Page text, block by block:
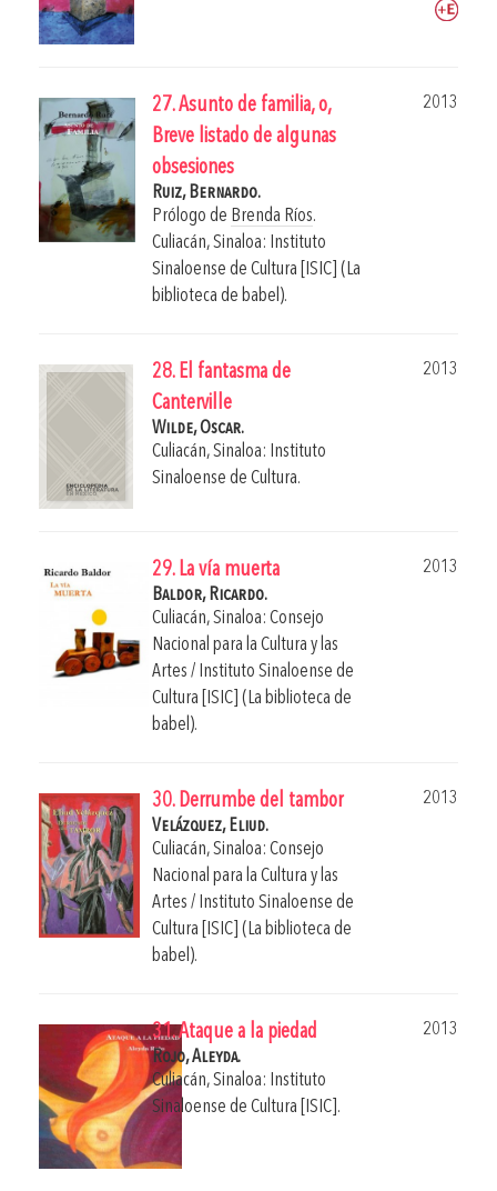
27. Asunto de familia, o,
Breve listado de algunas
obsesiones
2013
Ruiz, Bernardo.
Prólogo de Brenda Ríos.
Culiacán, Sinaloa: Instituto
Sinaloense de Cultura [ISIC] (La
biblioteca de babel).
28. El fantasma de
Canterville
2013
Wilde, Oscar.
Culiacán, Sinaloa: Instituto
Sinaloense de Cultura.
29. La vía muerta
2013
Baldor, Ricardo.
Culiacán, Sinaloa: Consejo
Nacional para la Cultura y las
Artes / Instituto Sinaloense de
Cultura [ISIC] (La biblioteca de
babel).
30. Derrumbe del tambor
2013
Velázquez, Eliud.
Culiacán, Sinaloa: Consejo
Nacional para la Cultura y las
Artes / Instituto Sinaloense de
Cultura [ISIC] (La biblioteca de
babel).
31. Ataque a la piedad
2013
Rojo, Aleyda.
Culiacán, Sinaloa: Instituto
Sinaloense de Cultura [ISIC].